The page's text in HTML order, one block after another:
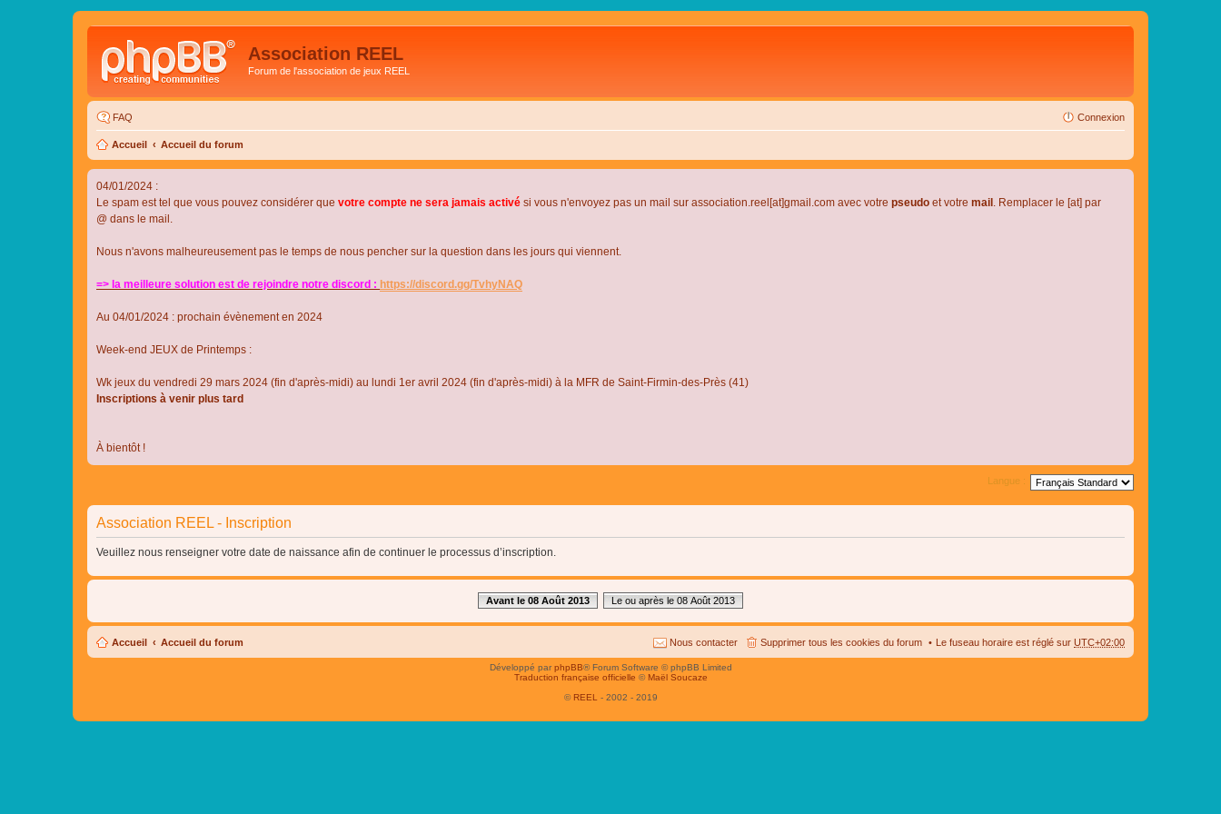
Association REEL
Forum de l'association de jeux REEL
FAQ Connexion
Accueil Accueil du forum
04/01/2024 :
Le spam est tel que vous pouvez considérer que votre compte ne sera jamais activé si vous n'envoyez pas un mail sur association.reel[at]gmail.com avec votre pseudo et votre mail . Remplacer le [at] par
@ dans le mail.
Nous n'avons malheureusement pas le temps de nous pencher sur la question dans les jours qui viennent.
=> la meilleure solution est de rejoindre notre discord : https://discord.gg/TvhyNAQ
Au 04/01/2024 : prochain évènement en 2024
Week-end JEUX de Printemps :
Wk jeux du vendredi 29 mars 2024 (fin d'après-midi) au lundi 1er avril 2024 (fin d'après-midi) à la MFR de Saint-Firmin-des-Près (41)
Inscriptions à venir plus tard
À bientôt !
Langue :
Association REEL - Inscription
Veuillez nous renseigner votre date de naissance afin de continuer le processus d’inscription.
Avant le 08 Août 2013 Le ou après le 08 Août 2013
Accueil Accueil du forum Le fuseau horaire est réglé sur UTC+02:00
Supprimer tous les cookies du forum
Nous contacter
Développé parphpBB® Forum Software © phpBB Limited
Traduction française officielle © Maël Soucaze
© REEL - 2002 - 2019